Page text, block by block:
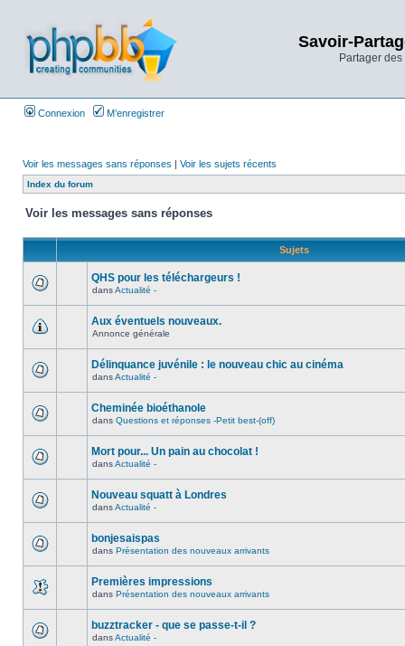
Savoir-
Partager
Connexion M’enregistrer
Voir les messages sans réponses | Voir les sujets récents
Index du forum
Voir les messages sans réponses
Sujets
QHS pour les téléchargeurs !
dansActualité -
Aux éventuels nouveaux.
Annonce générale
Délinquance juvénile : le nouveau chic au cinéma
dansActualité -
Cheminée bioéthanole
dans Questions et réponses -Petit best-(off)
Mort pour... Un pain au chocolat !
dansActualité -
Nouveau squatt à Londres
dansActualité -
bonjesaispas
dans Présentation des nouveaux arrivants
Premières impressions
dans Présentation des nouveaux arrivants
buzztracker - que se passe-t-il ?
dansActualité -